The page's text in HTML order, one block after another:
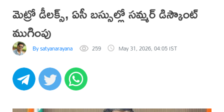
మెట్రో డీలక్స్, ఏసీ బస్సుల్లో సమ్మర్ డిస్కౌంట్
ముగింపు
By satyanarayana 259 May 31, 2026, 04:05 IST